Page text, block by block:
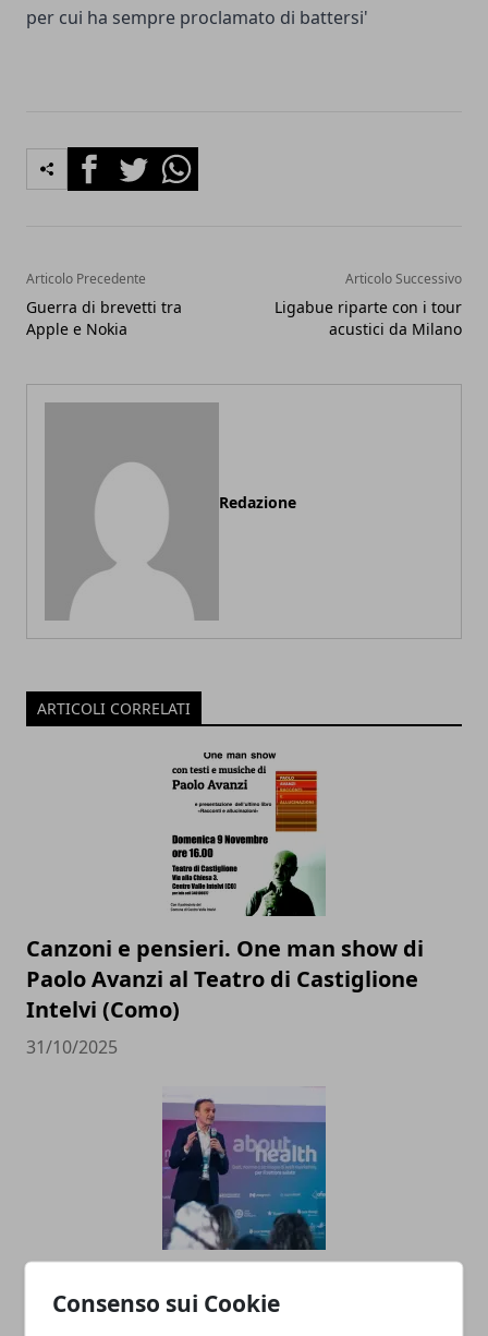
Consenso sui Cookie
per cui ha sempre proclamato di battersi'
FacebookTwitterWhatsapp
Articolo Precedente
Guerra di brevetti tra
Apple e Nokia
Articolo Successivo
Ligabue riparte con i tour
acustici da Milano
Redazione
ARTICOLI CORRELATI
Canzoni e pensieri. One man show di
Paolo Avanzi al Teatro di Castiglione
Intelvi (Como)
31/10/2025
Health: sanità privata e